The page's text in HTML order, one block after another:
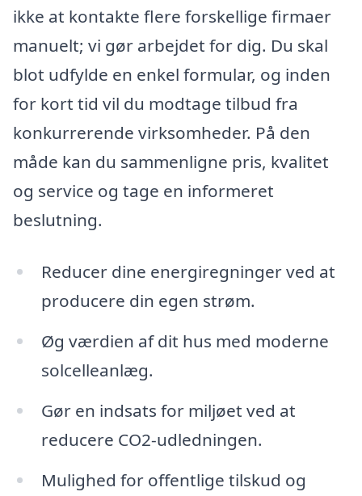
ikke at kontakte flere forskellige firmaer
manuelt; vi gør arbejdet for dig. Du skal
blot udfylde en enkel formular, og inden
for kort tid vil du modtage tilbud fra
konkurrerende virksomheder. På den
måde kan du sammenligne pris, kvalitet
og service og tage en informeret
beslutning.
Reducer dine energiregninger ved at
producere din egen strøm.
Øg værdien af dit hus med moderne
solcelleanlæg.
Gør en indsats for miljøet ved at
reducere CO2-udledningen.
Mulighed for offentlige tilskud og